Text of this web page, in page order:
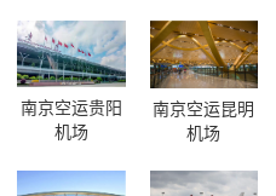
南京空运贵阳
机场
南京空运昆明
机场